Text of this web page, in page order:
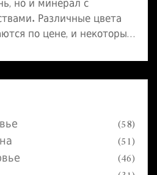
но и минерал с
Различные цвета
по цене, и некоторые
цвет турмалина
и почему он столь
Узнаете, какие факторы
и как его
(58)
(51)
(46)